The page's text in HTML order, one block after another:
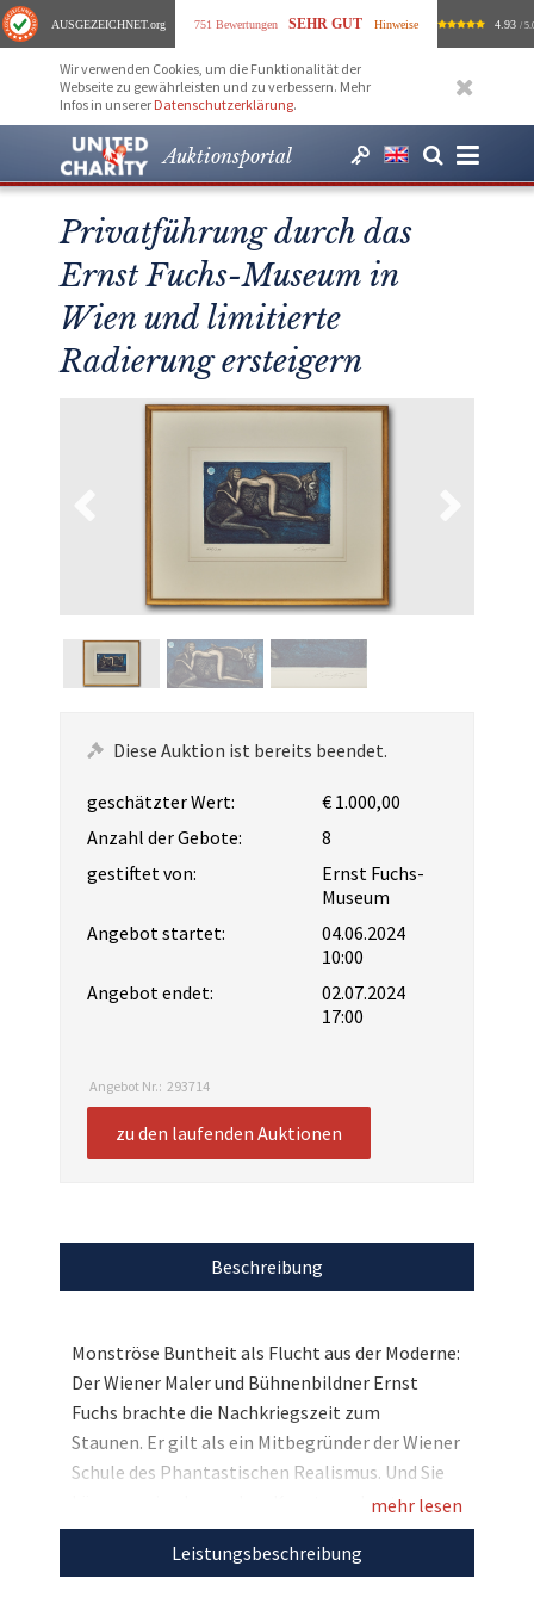
AUSGEZEICHNET.org 751 Bewertungen SEHR GUT Hinweise 4.93 /
Wir verwenden Cookies, um die Funktionalität der
Webseite zu gewährleisten und zu verbessern. Mehr
Infos in unserer Datenschutzerklärung.
Auktionsportal
Privatführung durch das
Ernst Fuchs-Museum in
Wien und limitierte
Radierung ersteigern
Diese Auktion ist bereits beendet.
geschätzter Wert:
€ 1.000,00
Anzahl der Gebote:
8
gestiftet von:
Ernst Fuchs-
Museum
Angebot startet:
04.06.2024
10:00
Angebot endet:
02.07.2024
17:00
Angebot Nr.: 293714
zu den laufenden Auktionen
Beschreibung
Monströse Buntheit als Flucht aus der Moderne:
Der Wiener Maler und Bühnenbildner Ernst
Fuchs brachte die Nachkriegszeit zum
Staunen. Er gilt als ein Mitbegründer der Wiener
Schule des Phantastischen Realismus. Und Sie
können seine besondere Kunst nun hautnah
erleben: Ersteigern Sie eine einmalige
Privatführung durch die Otto Wagner-Villa –
mehr lesen
Leistungsbeschreibung